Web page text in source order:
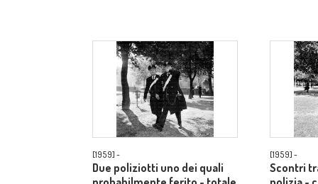
[1959] -
Due poliziotti uno dei quali
[1959] -
Scontri